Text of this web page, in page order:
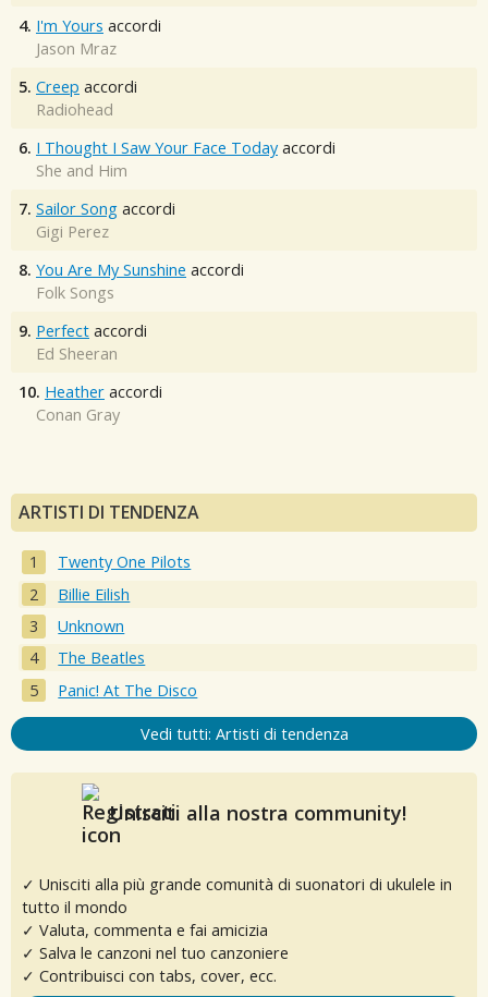
4. I'm Yours accordi
Jason Mraz
5. Creep accordi
Radiohead
6. I Thought I Saw Your Face Today accordi
She and Him
7. Sailor Song accordi
Gigi Perez
8. You Are My Sunshine accordi
Folk Songs
9. Perfect accordi
Ed Sheeran
10. Heather accordi
Conan Gray
ARTISTI DI TENDENZA
Twenty One Pilots
Billie Eilish
Unknown
The Beatles
Panic! At The Disco
Vedi tutti: Artisti di tendenza
Unisciti alla nostra community!
✓ Unisciti alla più grande comunità di suonatori di ukulele in
tutto il mondo
✓ Valuta, commenta e fai amicizia
✓ Salva le canzoni nel tuo canzoniere
✓ Contribuisci con tabs, cover, ecc.